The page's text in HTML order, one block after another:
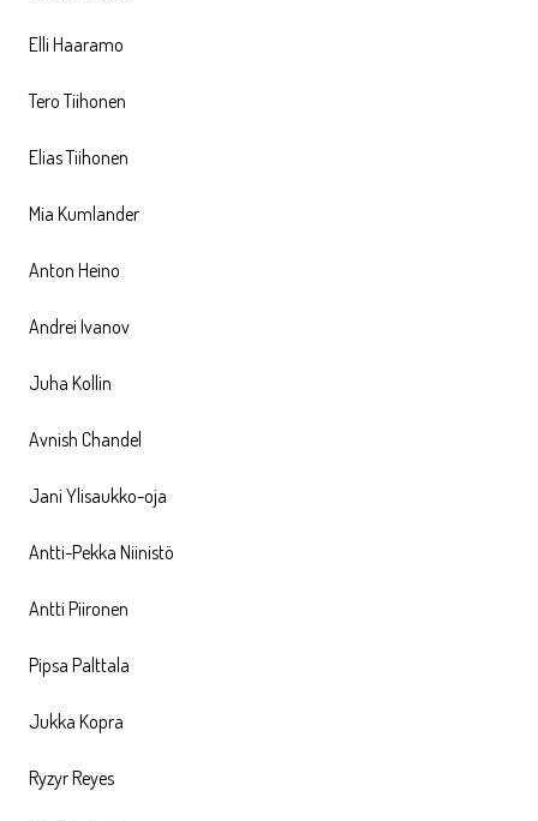
Elli Haaramo
Tero Tiihonen
Elias Tiihonen
Mia Kumlander
Anton Heino
Andrei Ivanov
Juha Kollin
Avnish Chandel
Jani Ylisaukko-oja
Antti-Pekka Niinistö
Antti Piironen
Pipsa Palttala
Jukka Kopra
Ryzyr Reyes